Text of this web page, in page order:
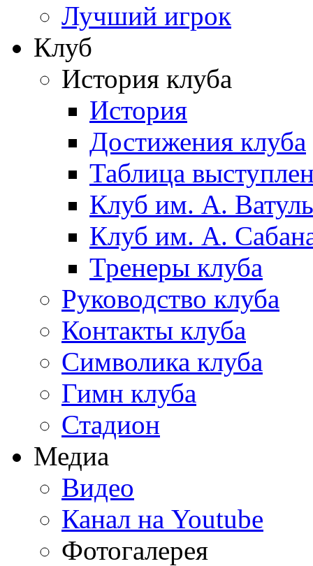
Лучший игрок
Клуб
История клуба
История
Достижения клуба
Таблица
Клуб им. А.
Клуб им. А.
Тренеры клуба
Руководство клуба
Контакты клуба
Символика клуба
Гимн клуба
Стадион
Медиа
Видео
Канал на Youtube
Фотогалерея